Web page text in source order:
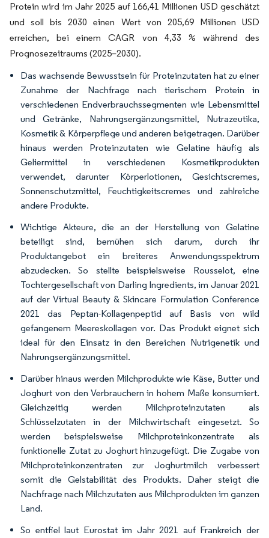
Protein wird im Jahr 2025 auf 166,41 Millionen USD geschätzt
und soll bis 2030 einen Wert von 205,69 Millionen USD
erreichen, bei einem CAGR von 4,33 % während des
Prognosezeitraums (2025–2030).
Das wachsende Bewusstsein für Proteinzutaten hat zu einer
Zunahme der Nachfrage nach tierischem Protein in
verschiedenen Endverbrauchssegmenten wie Lebensmittel
und Getränke, Nahrungsergänzungsmittel, Nutrazeutika,
Kosmetik & Körperpflege und anderen beigetragen. Darüber
hinaus werden Proteinzutaten wie Gelatine häufig als
Geliermittel in verschiedenen Kosmetikprodukten
verwendet, darunter Körperlotionen, Gesichtscremes,
Sonnenschutzmittel, Feuchtigkeitscremes und zahlreiche
andere Produkte.
Wichtige Akteure, die an der Herstellung von Gelatine
beteiligt sind, bemühen sich darum, durch ihr
Produktangebot ein breiteres Anwendungsspektrum
abzudecken. So stellte beispielsweise Rousselot, eine
Tochtergesellschaft von Darling Ingredients, im Januar 2021
auf der Virtual Beauty & Skincare Formulation Conference
2021 das Peptan-Kollagenpeptid auf Basis von wild
gefangenem Meereskollagen vor. Das Produkt eignet sich
ideal für den Einsatz in den Bereichen Nutrigenetik und
Nahrungsergänzungsmittel.
Darüber hinaus werden Milchprodukte wie Käse, Butter und
Joghurt von den Verbrauchern in hohem Maße konsumiert.
Gleichzeitig werden Milchproteinzutaten als
Schlüsselzutaten in der Milchwirtschaft eingesetzt. So
werden beispielsweise Milchproteinkonzentrate als
funktionelle Zutat zu Joghurt hinzugefügt. Die Zugabe von
Milchproteinkonzentraten zur Joghurtmilch verbessert
somit die Gelstabilität des Produkts. Daher steigt die
Nachfrage nach Milchzutaten aus Milchprodukten im ganzen
Land.
So entfiel laut Eurostat im Jahr 2021 auf Frankreich der